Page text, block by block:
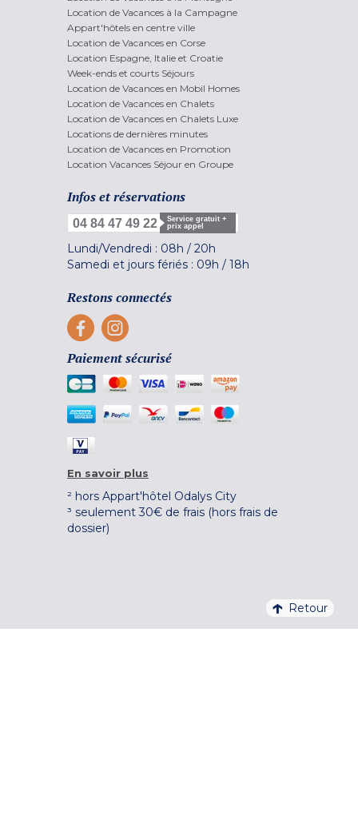
Location de Vacances à la Campagne
Appart'hôtels en centre ville
Location de Vacances en Corse
Location Espagne, Italie et Croatie
Week-ends et courts Séjours
Location de Vacances en Mobil Homes
Location de Vacances en Chalets
Location de Vacances en Chalets Luxe
Locations de dernières minutes
Location de Vacances en Promotion
Location Vacances Séjour en Groupe
Infos et réservations
04 84 47 49 22
Service gratuit +
prix appel
Lundi/Vendredi : 08h / 20h
Samedi et jours fériés : 09h / 18h
Restons connectés
Paiement sécurisé
En savoir plus
² hors Appart'hôtel Odalys City
³ seulement 30€ de frais (hors frais de
dossier)
Retour